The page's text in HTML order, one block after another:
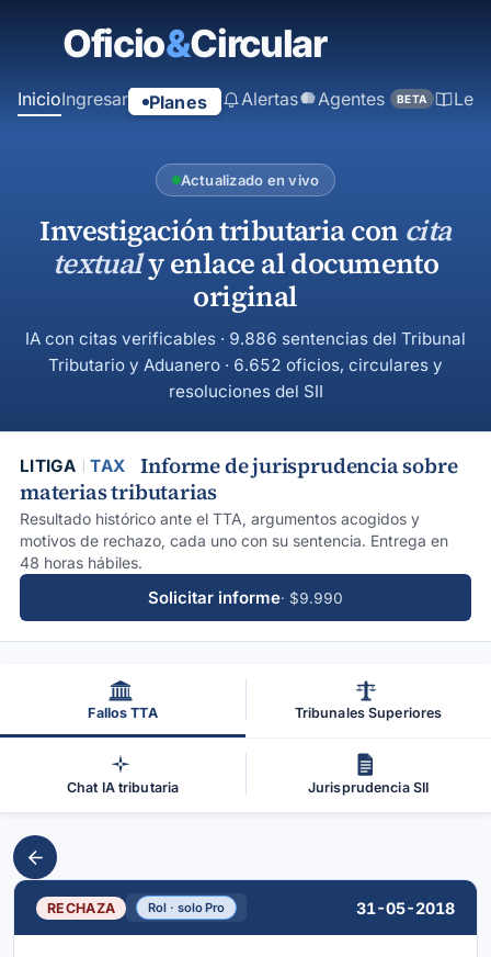
principal
InicioIngresar Planes Alertas Agentes BETA
Actualizado en vivo
Investigación tributaria con cita
textualy enlace al documento
original
IA con citas verificables · 9.886 sentencias del Tribunal
Tributario y Aduanero · 6.652 oficios, circulares y
resoluciones del SII
LITIGA TAX
Informe de jurisprudencia sobre
materias tributarias
Resultado histórico ante el TTA, argumentos acogidos y
motivos de rechazo, cada uno con su sentencia. Entrega en
48 horas hábiles.
Solicitar informe· $9.990
Fallos TTA Tribunales Superiores
Chat IA tributaria Jurisprudencia SII
RECHAZA Rol · solo Pro 31-05-2018